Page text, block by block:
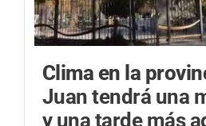
Clima en la
Juan tendrá una
y una tarde más